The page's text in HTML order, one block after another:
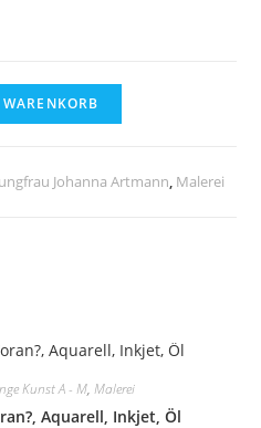
Johanna Artmann, Malerei
Kunst A - M, Malerei
Aquarell, Inkjet, Öl